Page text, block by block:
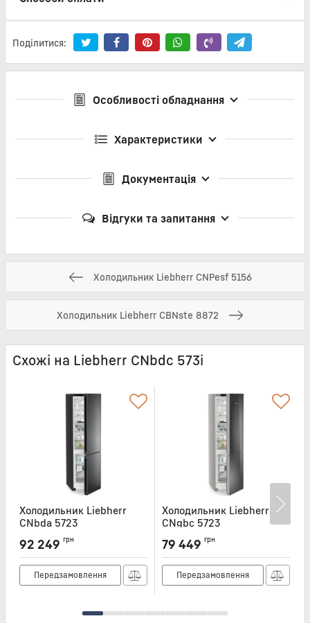
Поділитися:
Особливості обладнання
Характеристики
Документація
Відгуки та запитання
Холодильник Liebherr CNPesf 5156
Холодильник Liebherr CBNste 8872
Схожі на Liebherr CNbdc 573i
Холодильник Liebherr
CNbda 5723
CNBDA5723
92 249 грн
Передзамовлення
Холодильник Liebherr
CNgbc 5723
CNGBC5723
79 449 грн
Передзамовлення